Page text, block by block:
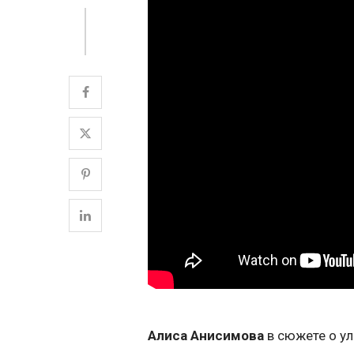
Алиса Анисимова в сюжете о